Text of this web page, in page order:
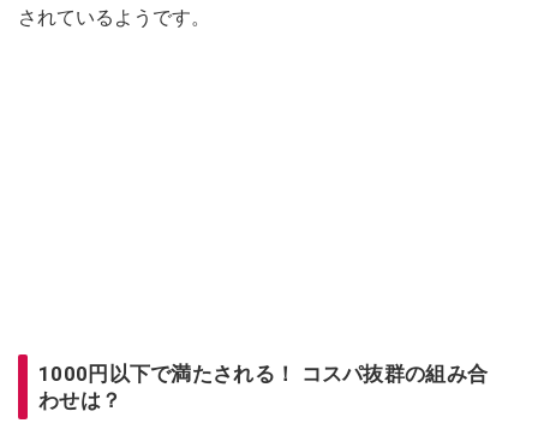
されているようです。
1000円以下で満たされる！ コスパ抜群の組み合
わせは？